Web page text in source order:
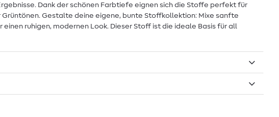
Dank der schönen Farbtiefe eignen sich die Stoffe perfekt für
Gestalte deine eigene, bunte Stoffkollektion: Mixe sanfte
ruhigen, modernen Look. Dieser Stoff ist die ideale Basis für all